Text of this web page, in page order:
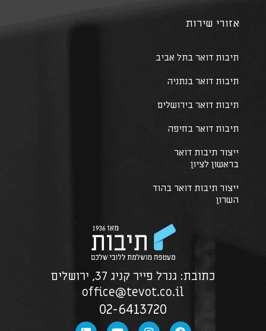
אזורי שירות
תיבות דואר בתל אביב
תיבות דואר בנתניה
תיבות דואר בירושלים
תיבות דואר בחיפה
ייצור תיבות דואר
בראשון לציון
ייצור תיבות דואר בהוד
השרון
כתובת: גנרל פייר קניג 37, ירושלים
office@tevot.co.il
02-6413720